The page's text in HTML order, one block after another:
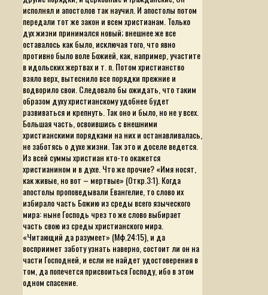
исполнял и апостолов так научил. И апостолы потом
передали тот же закон и всем христианам. Только
дух жизни принимался новый; внешнее же все
оставалось как было, исключая того, что явно
противно было воле Божией, как, например, участите
в идольских жертвах и т. п. Потом христианство
взяло верх, вытеснило все порядки прежние и
водворило свои. Следовало бы ожидать, что таким
образом духу христианскому удобнее будет
развиваться и крепнуть. Так оно и было, но не у всех.
Большая часть, освоившись с внешними
христианскими порядками на них и останавливалась,
не заботясь о духе жизни. Так это и доселе ведется.
Из всей суммы христиан кто-то окажется
христианином и в духе. Что же прочие? «Имя носят,
как живые, но вот – мертвые» (Откр.3:1). Когда
апостолы проповедывали Евангелие, то слово их
избирало часть Божию из среды всего языческого
мира: ныне Господь чрез то же слово выбирает
часть свою из среды христианского мира.
«Читающий да разумеет» (Мф.24:15), и да
восприимет заботу узнать наверно, состоит ли он на
части Господней, и если не найдет удостоверения в
том, да попечется присвоиться Господу, ибо в этом
одном спасение.